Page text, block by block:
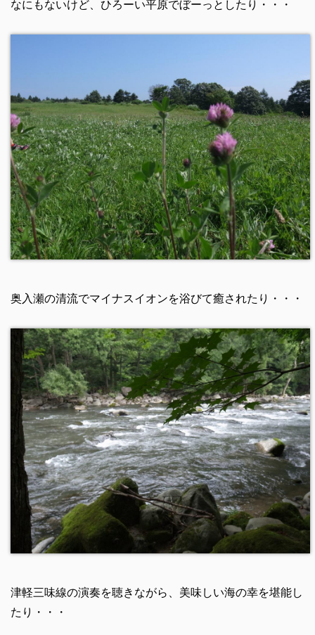
なにもないけど、ひろーい平原でぼーっとしたり・・・
奥入瀬の清流でマイナスイオンを浴びて癒されたり・・・
津軽三味線の演奏を聴きながら、美味しい海の幸を堪能し
たり・・・